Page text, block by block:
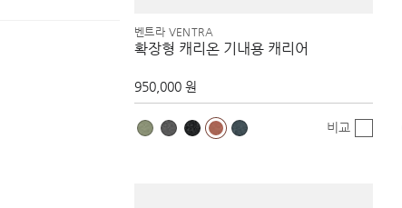
벤트라 VENTRA
확장형 캐리온 기내용 캐리어
950,000 원
비교